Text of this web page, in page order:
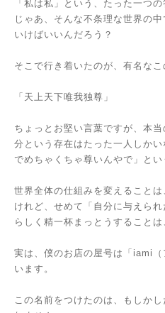
「私は私」という、たった一つの
じゃあ、そんな不条理な世界の
いけばいいんだろう？
そこで行き着いたのが、有名なこ
「天上天下唯我独尊」
ちょっとお堅い言葉ですが、本
分という存在はたった一人しか
でめちゃくちゃ尊いんやで」とい
世界全体の仕組みを変えることは
けれど、せめて「自分に与えら
らしく精一杯まっとうすること
実は、僕のお店の屋号は「iami
います。
この名前をつけたのは、もしか